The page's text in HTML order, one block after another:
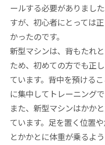
ールする必要がありまし
すが、初心者にとっては
かったのです。
新型マシンは、背もたれ
ため、初めての方でも正
ています。背中を預ける
に集中してトレーニングで
また、新型マシンはかか
ています。足を置く位置
とかかとに体重が乗るよ